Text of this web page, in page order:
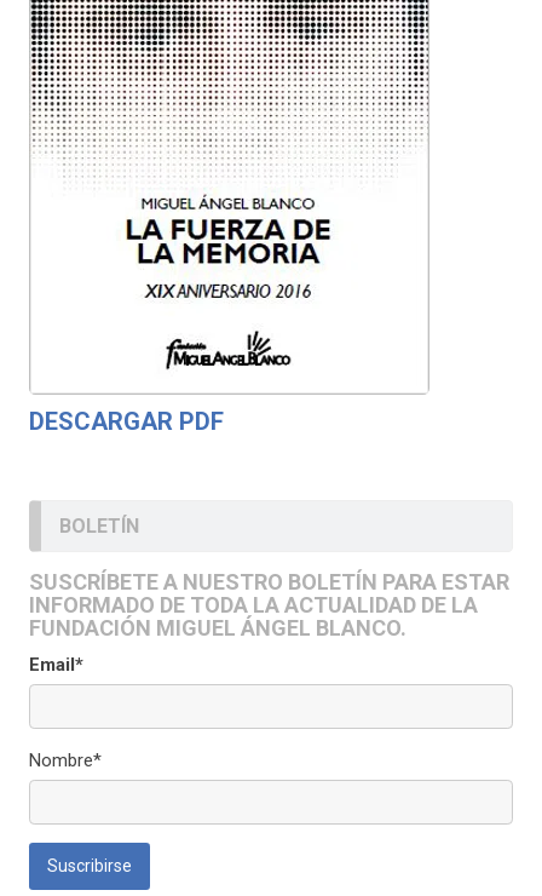
DESCARGAR PDF
BOLETÍN
SUSCRÍBETE A NUESTRO BOLETÍN PARA ESTAR
INFORMADO DE TODA LA ACTUALIDAD DE LA
FUNDACIÓN MIGUEL ÁNGEL BLANCO.
Email*
Nombre*